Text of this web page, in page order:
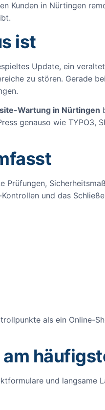
Kunden in Nürtingen
ist
Update, ein
zu stören. Gerade
Wartung in Nürtingen
genauso wie TYPO3,
Prüfungen,
und das
als ein Online-
und langsame